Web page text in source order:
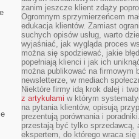
zanim jeszcze klient zdąży
Ogromnym sprzymierzeńcem
edukacja klientów. Zamiast
suchych opisów usług, warto
wyjaśniać, jak wygląda proces
można się spodziewać, jakie
popełniają klienci i jak ich
można publikować na firmowym
newsletterze, w mediach
Niektóre firmy idą krok dalej i
z artykułami w którym
na pytania klientów, opisują
prezentują porównania i
przestają być tylko sprzedawcą,
ekspertem, do którego wraca się